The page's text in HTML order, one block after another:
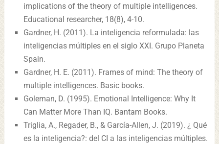
implications of the theory of multiple intelligences.
Educational researcher, 18(8), 4-10.
Gardner, H. (2011). La inteligencia reformulada: las
inteligencias múltiples en el siglo XXI. Grupo Planeta
Spain.
Gardner, H. E. (2011). Frames of mind: The theory of
multiple intelligences. Basic books.
Goleman, D. (1995). Emotional Intelligence: Why It
Can Matter More Than IQ. Bantam Books.
Triglia, A., Regader, B., & García-Allen, J. (2019). ¿ Qué
es la inteligencia?: del CI a las inteligencias múltiples.